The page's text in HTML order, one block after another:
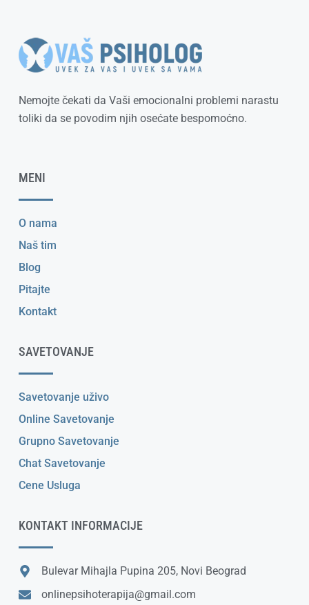
Nemojte čekati da Vaši emocionalni problemi narastu
toliki da se povodim njih osećate bespomoćno.
MENI
O nama
Naš tim
Blog
Pitajte
Kontakt
SAVETOVANJE
Savetovanje uživo
Online Savetovanje
Grupno Savetovanje
Chat Savetovanje
Cene Usluga
KONTAKT INFORMACIJE
Bulevar Mihajla Pupina 205, Novi Beograd
onlinepsihoterapija@gmail.com